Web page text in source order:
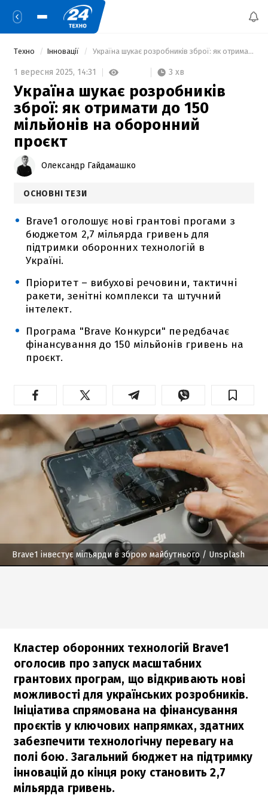
Техно Інновації Україна шукає розробників зброї: як отримати до 150 мільйонів на оборонний проєкт
1 вересня 2025, 14:31 3 хв
Україна шукає розробників
зброї: як отримати до 150
мільйонів на оборонний
проєкт
Олександр Гайдамашко
ОСНОВНІ ТЕЗИ
Brave1 оголошує нові грантові прогами з
бюджетом 2,7 мільярда гривень для
підтримки оборонних технологій в
Україні.
Пріоритет – вибухові речовини, тактичні
ракети, зенітні комплекси та штучний
інтелект.
Програма "Brave Конкурси" передбачає
фінансування до 150 мільйонів гривень на
проєкт.
Brave1 інвестує мільярди в зброю майбутнього/ Unsplash
Кластер оборонних технологій Brave1
оголосив про запуск масштабних
грантових програм, що відкривають нові
можливості для українських розробників.
Ініціатива спрямована на фінансування
проєктів у ключових напрямках, здатних
забезпечити технологічну перевагу на
полі бою. Загальний бюджет на підтримку
інновацій до кінця року становить 2,7
мільярда гривень.